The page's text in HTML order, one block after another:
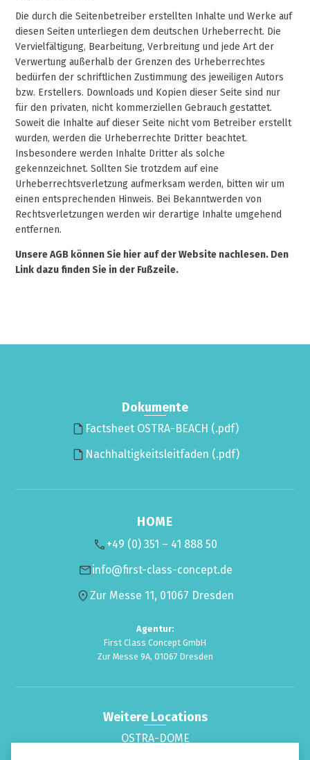
Die durch die Seitenbetreiber erstellten Inhalte und Werke auf
diesen Seiten unterliegen dem deutschen Urheberrecht. Die
Vervielfältigung, Bearbeitung, Verbreitung und jede Art der
Verwertung außerhalb der Grenzen des Urheberrechtes
bedürfen der schriftlichen Zustimmung des jeweiligen Autors
bzw. Erstellers. Downloads und Kopien dieser Seite sind nur
für den privaten, nicht kommerziellen Gebrauch gestattet.
Soweit die Inhalte auf dieser Seite nicht vom Betreiber erstellt
wurden, werden die Urheberrechte Dritter beachtet.
Insbesondere werden Inhalte Dritter als solche
gekennzeichnet. Sollten Sie trotzdem auf eine
Urheberrechtsverletzung aufmerksam werden, bitten wir um
einen entsprechenden Hinweis. Bei Bekanntwerden von
Rechtsverletzungen werden wir derartige Inhalte umgehend
entfernen.
Unsere AGB können Sie hier auf der Website nachlesen. Den
Link dazu finden Sie in der Fußzeile.
Dokumente
Factsheet OSTRA-BEACH (.pdf)
Nachhaltigkeitsleitfaden (.pdf)
HOME
+49 (0) 351 – 41 888 50
info@first-class-concept.de
Zur Messe 11, 01067 Dresden
Agentur:
First Class Concept GmbH
Zur Messe 9A, 01067 Dresden
Weitere Locations
OSTRA-DOME